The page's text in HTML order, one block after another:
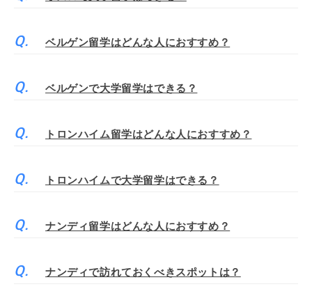
ベルゲン留学はどんな人におすすめ？
ベルゲンで大学留学はできる？
トロンハイム留学はどんな人におすすめ？
トロンハイムで大学留学はできる？
ナンディ留学はどんな人におすすめ？
ナンディで訪れておくべきスポットは？